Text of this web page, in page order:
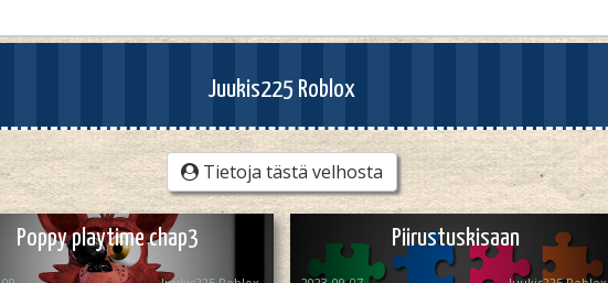
Juukis225 Roblox
Tietoja tästä velhosta
Poppy playtime chap3 Piirustuskisaan